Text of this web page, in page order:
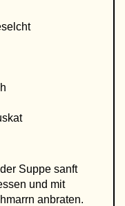
Suppe sanft
und mit
anbraten.